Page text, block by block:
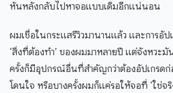
หันหลังกลับไปหาจอแบบเดิมอีกแน่นอน
ผมเชื่อในกระแสรีวิวมานานแล้ว และการอั
‘สิ่งที่ต้องทำ’ ของผมมาหลายปี แต่จังหวะมั
ครั้งก็มีอุปกรณ์อื่นที่สำคัญกว่าต้องอัปเกรดก่
โดนใจ หรือบางครั้งผมก็แค่รอให้จอที่ ‘ใช่จริ